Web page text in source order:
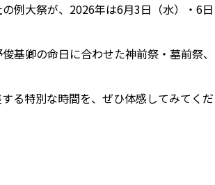
例大祭が、2026年は6月3日（水）・6
基卿の命日に合わせた神前祭・墓前祭
る特別な時間を、ぜひ体感してみてくだ